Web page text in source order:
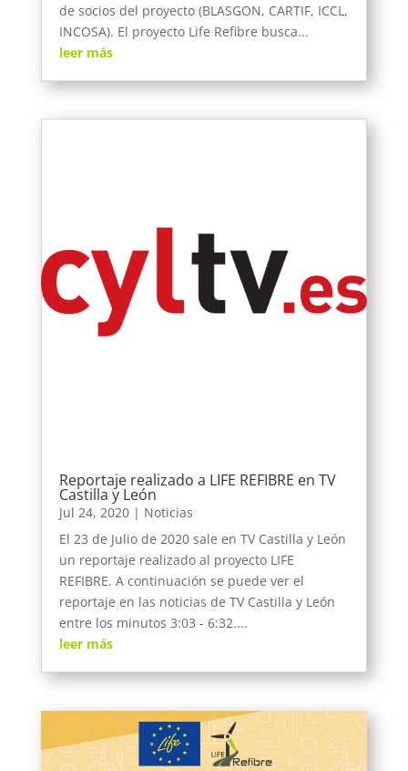
de socios del proyecto (BLASGON, CARTIF, ICCL,
INCOSA). El proyecto Life Refibre busca...
leer más
Reportaje realizado a LIFE REFIBRE en TV
Castilla y León
Jul 24, 2020| Noticias
El 23 de Julio de 2020 sale en TV Castilla y León
un reportaje realizado al proyecto LIFE
REFIBRE. A continuación se puede ver el
reportaje en las noticias de TV Castilla y León
entre los minutos 3:03 - 6:32....
leer más